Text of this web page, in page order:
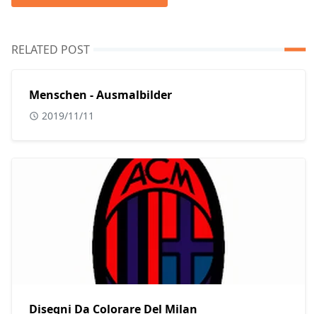
RELATED POST
Menschen - Ausmalbilder
2019/11/11
Disegni Da Colorare Del Milan